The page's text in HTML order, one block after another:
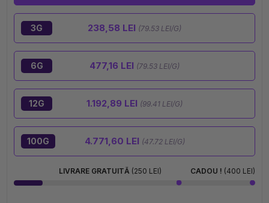
3G 238,58 LEI (79.53 LEI/G)
6G 477,16 LEI (79.53 LEI/G)
12G 1.192,89 LEI (99.41 LEI/G)
100G 4.771,60 LEI (47.72 LEI/G)
LIVRARE GRATUITĂ (250 LEI) CADOU ! (400 LEI)